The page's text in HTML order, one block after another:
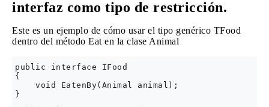
interfaz como tipo de restricción.
Este es un ejemplo de cómo usar el tipo genérico TFood
dentro del método Eat en la clase Animal
public interface IFood
{
    void EatenBy(Animal animal);
}